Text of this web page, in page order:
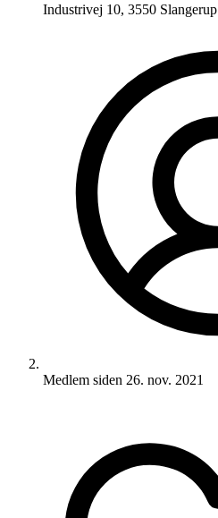
Industrivej 10, 3550 Slangerup
Medlem siden 26. nov. 2021